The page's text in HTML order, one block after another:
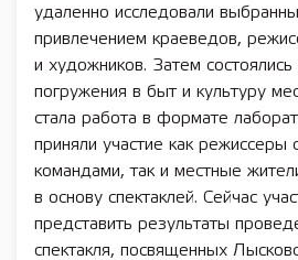
удаленно исследовали
привлечением краеведов,
и художников. Затем состоялись
погружения в быт и культуру
стала работа в формате
приняли участие как режиссеры
командами, так и местные
в основу спектаклей. Сейчас
представить результаты
спектакля, посвященных